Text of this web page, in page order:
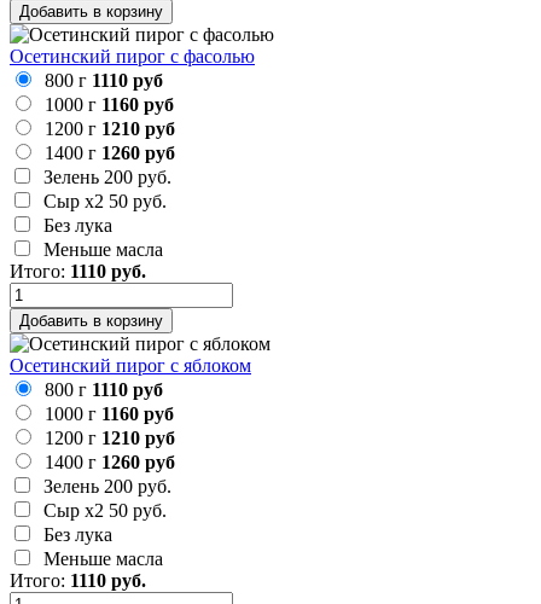
Добавить в корзину
Осетинский пирог с фасолью
800 г 1110 руб
1000 г 1160 руб
1200 г 1210 руб
1400 г 1260 руб
Зелень 200 руб.
Сыр х2 50 руб.
Без лука
Меньше масла
Итого: 1110 руб.
Добавить в корзину
Осетинский пирог с яблоком
800 г 1110 руб
1000 г 1160 руб
1200 г 1210 руб
1400 г 1260 руб
Зелень 200 руб.
Сыр х2 50 руб.
Без лука
Меньше масла
Итого: 1110 руб.